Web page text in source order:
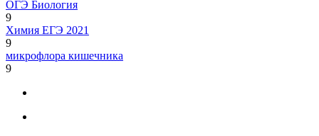
ОГЭ Биология
9
Химия ЕГЭ 2021
9
микрофлора кишечника
9